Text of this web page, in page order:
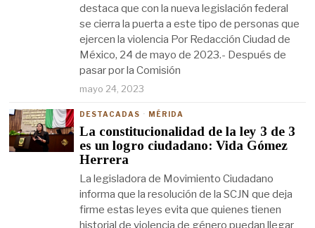
destaca que con la nueva legislación federal
se cierra la puerta a este tipo de personas que
ejercen la violencia Por Redacción Ciudad de
México, 24 de mayo de 2023.- Después de
pasar por la Comisión
mayo 24, 2023
DESTACADAS · MÉRIDA
La constitucionalidad de la ley 3 de 3
es un logro ciudadano: Vida Gómez
Herrera
La legisladora de Movimiento Ciudadano
informa que la resolución de la SCJN que deja
firme estas leyes evita que quienes tienen
historial de violencia de género puedan llegar